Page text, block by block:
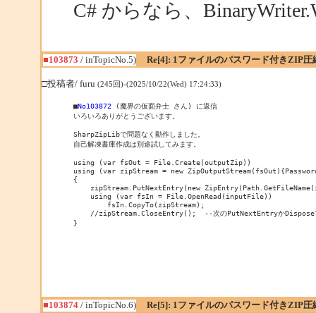
C# からなら、
■103873 / inTopicNo.5) Re[4]: 1ファイルのパスワード付きZIP圧
□投稿者/ furu (245回)-(2025/10/22(Wed) 17:24:33)
■No103872 (魔界の仮面弁士 さん) に返信
いろいろありがとうございます。
SharpZipLibで問題なく動作しました。
自己解凍書庫作成は別途試してみます。
using (var fsOut = File.Create(outputZip))
using (var zipStream = new
{
zipStream.PutNextEntry(new
    using (var fsIn = File.OpenRead(inputFile))
        fsIn.CopyTo(zipStream);
//zipStream.CloseEntry();  --次のPutNextEntryかDispose
}
■103874/ inTopicNo.6) Re[5]: 1ファイルのパスワード付きZIP圧